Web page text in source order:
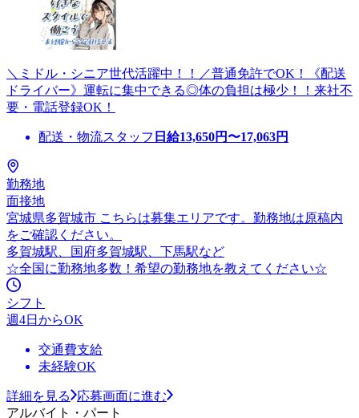
＼ミドル・シニア世代活躍中！！／普通免許でOK！《配送
ドライバー》運転に集中できる◎体の負担は極少！！来社不
要・電話登録OK！
配送・物流スタッフ 日給13,650円〜17,063円
勤務地
面接地
宮城県多賀城市 こちらは募集エリアです。勤務地は原稿内
をご確認ください。
多賀城駅、国府多賀城駅、下馬駅など
☆全国に勤務地多数！希望の勤務地を教えてください☆
シフト
週4日からOK
交通費支給
未経験OK
詳細を見る
応募画面に進む
アルバイト・パート